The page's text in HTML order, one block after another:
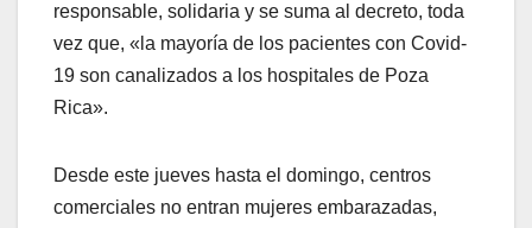
responsable, solidaria y se suma al decreto, toda
vez que, «la mayoría de los pacientes con Covid-
19 son canalizados a los hospitales de Poza
Rica».
Desde este jueves hasta el domingo, centros
comerciales no entran mujeres embarazadas,